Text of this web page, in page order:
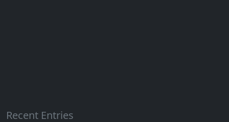
Recent Entries